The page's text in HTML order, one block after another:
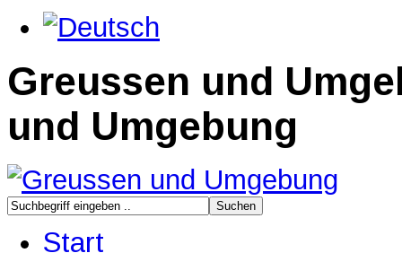
Greussen und
und Umgebung
Start